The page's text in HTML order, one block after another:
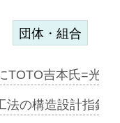
団体・組合
TOTO吉本氏=光
法の構造設計指針